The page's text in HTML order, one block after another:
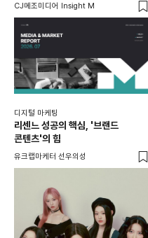
CJ메조미디어 Insight M
디지털 마케팅
리센느 성공의 핵심, '브랜드
콘텐츠'의 힘
유크랩마케터 선우의성